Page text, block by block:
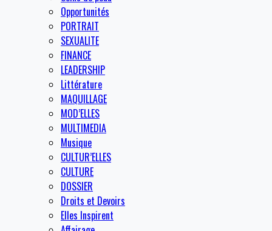
Opportunités
PORTRAIT
SEXUALITE
FINANCE
LEADERSHIP
Littérature
MAQUILLAGE
MOD’ELLES
MULTIMEDIA
Musique
CULTUR’ELLES
CULTURE
DOSSIER
Droits et Devoirs
Elles Inspirent